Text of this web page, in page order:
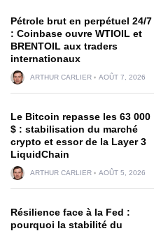
Pétrole brut en perpétuel 24/7
: Coinbase ouvre WTIOIL et
BRENTOIL aux traders
internationaux
ARTHUR CARLIER AOÛT 7, 2026
Le Bitcoin repasse les 63 000
$ : stabilisation du marché
crypto et essor de la Layer 3
LiquidChain
ARTHUR CARLIER AOÛT 5, 2026
Résilience face à la Fed :
pourquoi la stabilité du